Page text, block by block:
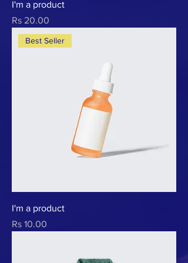
I'm a product
Prix
Rs 20.00
Best Seller
I'm a product
Prix
Rs 10.00